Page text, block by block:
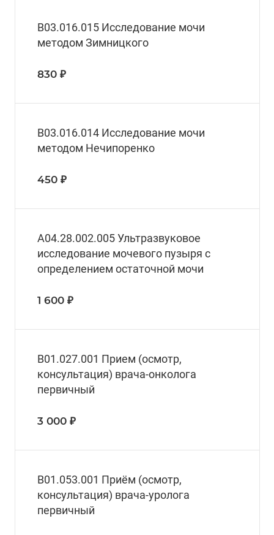
B03.016.015 Исследование мочи
методом Зимницкого
830 ₽
B03.016.014 Исследование мочи
методом Нечипоренко
450 ₽
A04.28.002.005 Ультразвуковое
исследование мочевого пузыря с
определением остаточной мочи
1 600 ₽
В01.027.001 Прием (осмотр,
консультация) врача-онколога
первичный
3 000 ₽
В01.053.001 Приём (осмотр,
консультация) врача-уролога
первичный